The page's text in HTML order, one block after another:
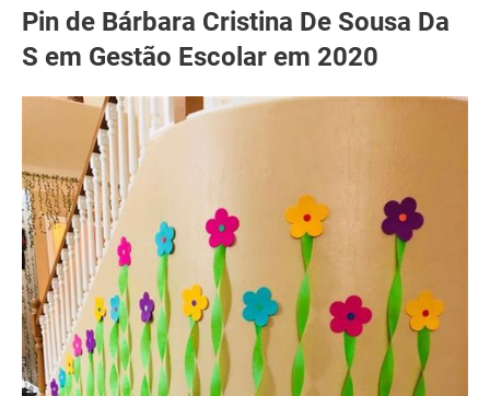
Pin de Bárbara Cristina De Sousa Da
S em Gestão Escolar em 2020